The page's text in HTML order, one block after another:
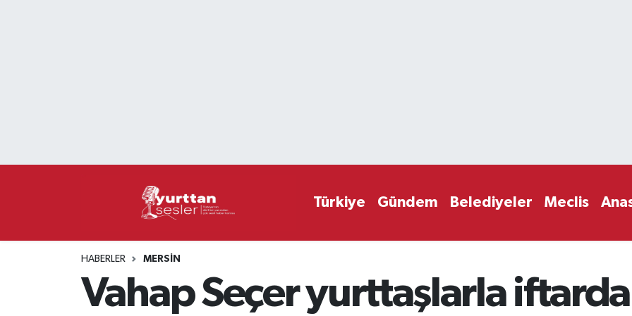
Türkiye Gündem Belediyeler Meclis
HABERLER MERSIN
Vahap Seçer yurttaşlarla
Süper Lig Puan Durumu ve Fikstür
Haber Arşivi